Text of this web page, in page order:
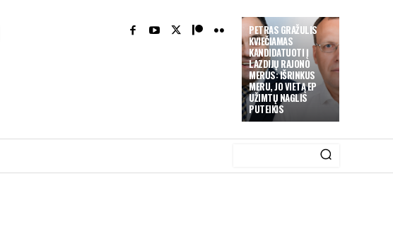
PETRAS GRAŽULIS
KVIEČIAMAS
KANDIDATUOTI Į
LAZDIJŲ RAJONO
MERUS: IŠRINKUS
MERU, JO VIETĄ EP
UŽIMTŲ NAGLIS
PUTEIKIS